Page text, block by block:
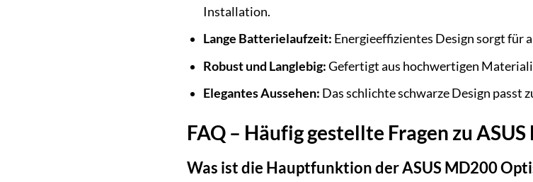
Installation.
Lange Batterielaufzeit: Energieeffizientes Design sorgt für
Robust und Langlebig:Gefertigt aus hochwertigen
Elegantes Aussehen: Das schlichte schwarze Design passt
FAQ – Häufig gestellte Fragen zu
Was ist die Hauptfunktion der ASUS MD200